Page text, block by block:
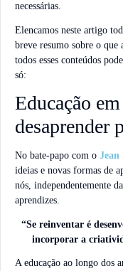
necessárias.
Elencamos neste artigo
breve resumo sobre o que
todos esses conteúdos
só:
Educação
desaprender
No bate-papo com o Jean
ideias e novas formas de
nós, independentemente
aprendizes.
“Se reinventar é
incorporar a
A educação ao longo dos